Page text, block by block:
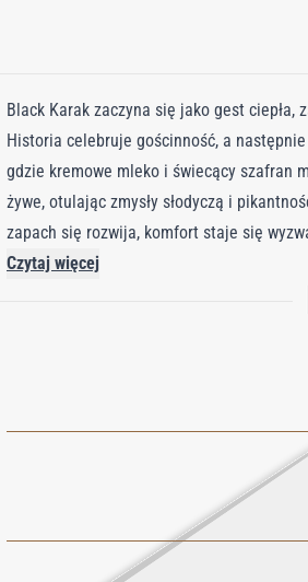
Black Karak zaczyna się jako gest
Historia celebruje gościnność, a
gdzie kremowe mleko i świecący szafran
żywe, otulając zmysły słodyczą i
zapach się rozwija, komfort staje się
ziemistym niuansem czarnej herbaty.
bazie drzewo bursztynowe, absolut
Czytaj więcej